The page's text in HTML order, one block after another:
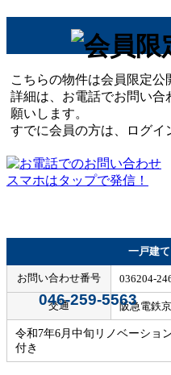
こちらの物件は会員限定公
詳細は、お電話でお問い合
願いします。
すでに会員の方は、ログイ
046-259-5563
一戸建て
お問い合わせ番号 036204-
交通 阪急電鉄
令和7年6月中旬リノベーシ
付き